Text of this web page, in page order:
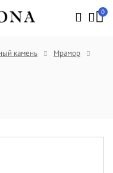
0
камень
Мрамор